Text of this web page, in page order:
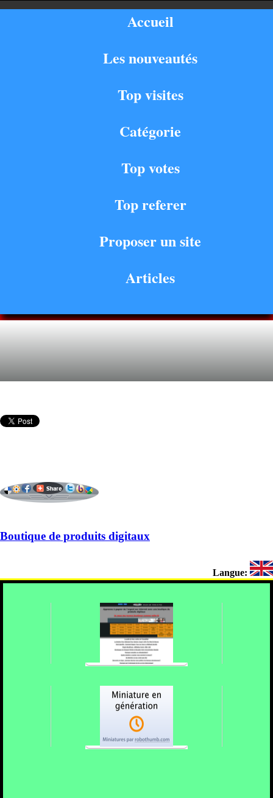
Accueil
Les nouveautés
Top visites
Catégorie
Top votes
Top referer
Proposer un site
Articles
Boutique de produits digitaux
Langue: